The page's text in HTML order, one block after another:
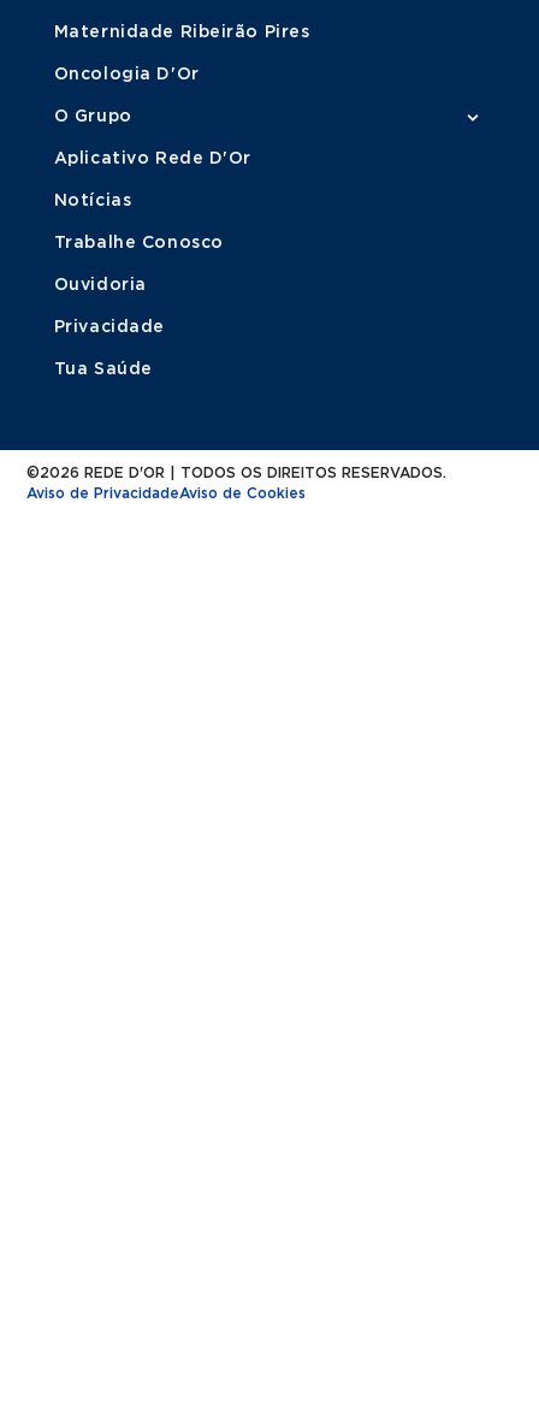
Maternidade Ribeirão Pires
Oncologia D'Or
O Grupo
Aplicativo Rede D'Or
Notícias
Trabalhe Conosco
Ouvidoria
Privacidade
Tua Saúde
©2026 REDE D'OR | TODOS OS DIREITOS RESERVADOS.
Aviso de PrivacidadeAviso de Cookies